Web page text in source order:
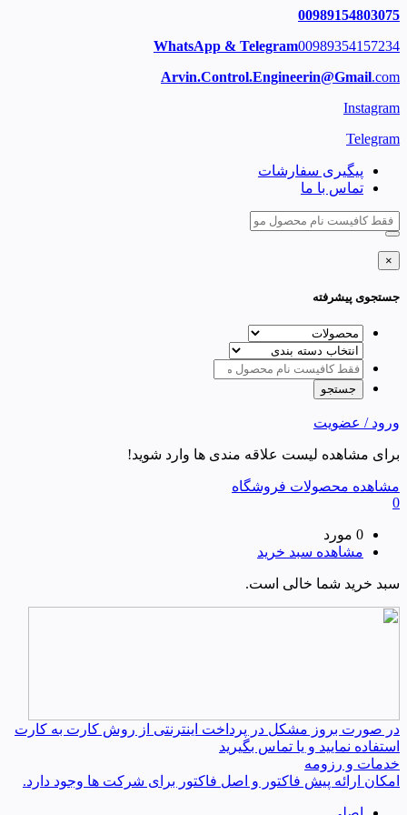
00989154803075
WhatsApp & Telegram00989354157234
Arvin.Control.Engineerin@Gmail.com
Instagram
Telegram
پیگیری سفارشات
تماس با ما
×
جستجوی پیشرفته
ورود / عضویت
برای مشاهده لیست علاقه مندی ها وارد شوید!
مشاهده محصولات فروشگاه
0
0 مورد
مشاهده سبد خرید
سبد خرید شما خالی است.
در صورت بروز مشکل در پرداخت اینترنتی از روش کارت به کارت
استفاده نمایید و یا تماس بگیرید
خدمات و رزومه
امکان ارائه پیش فاکتور و اصل فاکتور برای شرکت ها وجود دارد.